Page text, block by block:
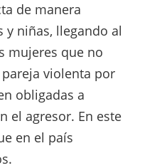
de manera
y niñas, llegando al
mujeres que no
violenta por
obligadas a
el agresor. En este
en el país